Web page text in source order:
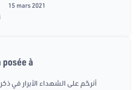
15 mars 2021
posée à
أنرحّم على الشهداء الأبرار في